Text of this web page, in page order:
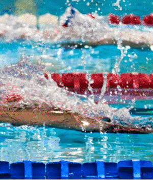
Exporter les lignes sélectionnées
Exporter toutes les colonnes
Exporter uniquement les colonnes affichées
Menu
<
>
Au fil de l'eau
Actualités
Prochainement
Agenda du club
Galeries photo
Petites annonces
?>